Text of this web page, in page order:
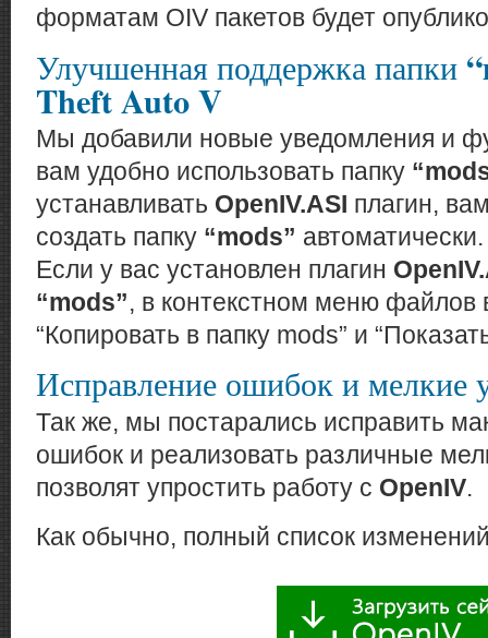
форматам OIV пакетов будет
Улучшенная поддержка папки
Theft Auto V
Мы добавили новые уведомления и
вам удобно использовать папку
устанавливать OpenIV.ASI плагин,
создать папку “mods” автоматически.
Если у вас установлен плагин
“mods”, в контекстном меню
“Копировать в папку mods” и
Исправление ошибок и мелкие
Так же, мы постарались исправить
ошибок и реализовать различные
позволят упростить работу с OpenIV.
Как обычно, полный список